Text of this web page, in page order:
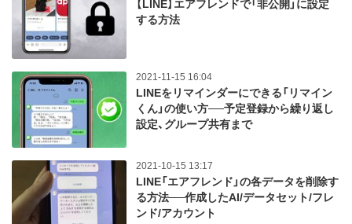
【LINE】エアフレンドで「非公開」に設定
する方法
2021-11-15 16:04
LINEをリマインダーにできる「リマイン
くん」の使い方──予定登録から繰り返し
設定、グループ共有まで
2021-10-15 13:17
LINE「エアフレンド」の各データを削除す
る方法──作成したAI/データセット/フレ
ンド/アカウント